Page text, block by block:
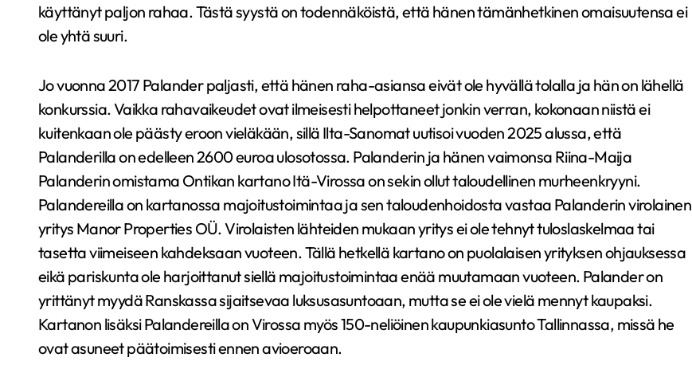
käyttänyt paljon rahaa. Tästä syystä on todennäköistä, että hänen tämänhetkinen omaisuutensa ei
ole yhtä suuri.
Jo vuonna 2017 Palander paljasti, että hänen raha-asiansa eivät ole hyvällä tolalla ja hän on lähellä
konkurssia. Vaikka rahavaikeudet ovat ilmeisesti helpottaneet jonkin verran, kokonaan niistä ei
kuitenkaan ole päästy eroon vieläkään, sillä Ilta-Sanomat uutisoi vuoden 2025 alussa, että
Palanderilla on edelleen 2600 euroa ulosotossa. Palanderin ja hänen vaimonsa Riina-Maija
Palanderin omistama Ontikan kartano Itä-Virossa on sekin ollut taloudellinen murheenkryyni.
Palandereilla on kartanossa majoitustoimintaa ja sen taloudenhoidosta vastaa Palanderin virolainen
yritys Manor Properties OÜ. Virolaisten lähteiden mukaan yritys ei ole tehnyt tuloslaskelmaa tai
tasetta viimeiseen kahdeksaan vuoteen. Tällä hetkellä kartano on puolalaisen yrityksen ohjauksessa
eikä pariskunta ole harjoittanut siellä majoitustoimintaa enää muutamaan vuoteen. Palander on
yrittänyt myydä Ranskassa sijaitsevaa luksusasuntoaan, mutta se ei ole vielä mennyt kaupaksi.
Kartanon lisäksi Palandereilla on Virossa myös 150-neliöinen kaupunkiasunto Tallinnassa, missä he
ovat asuneet päätoimisesti ennen avioeroaan.